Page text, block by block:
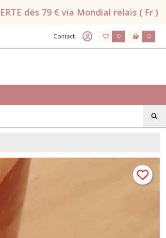
dès 79 € via Mondial relais ( Fr )
Contact 0 0